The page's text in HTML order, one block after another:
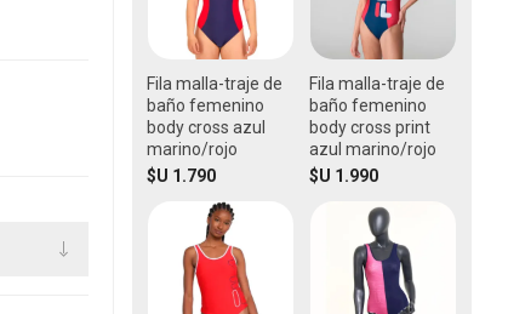
Fila malla-traje de
baño femenino
body cross azul
marino/rojo
$U 1.790
Fila malla-traje de
baño femenino
body cross print
azul marino/rojo
$U 1.990